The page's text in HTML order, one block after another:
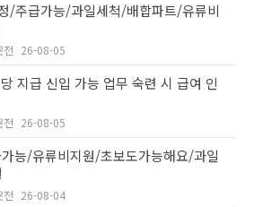
/주급가능/과일세척/배합파트/유류비
전 26-08-05
지급 신입 가능 업무 숙련 시 급여 인
전 26-08-05
능/유류비지원/초보도가능해요/과일
전 26-08-04